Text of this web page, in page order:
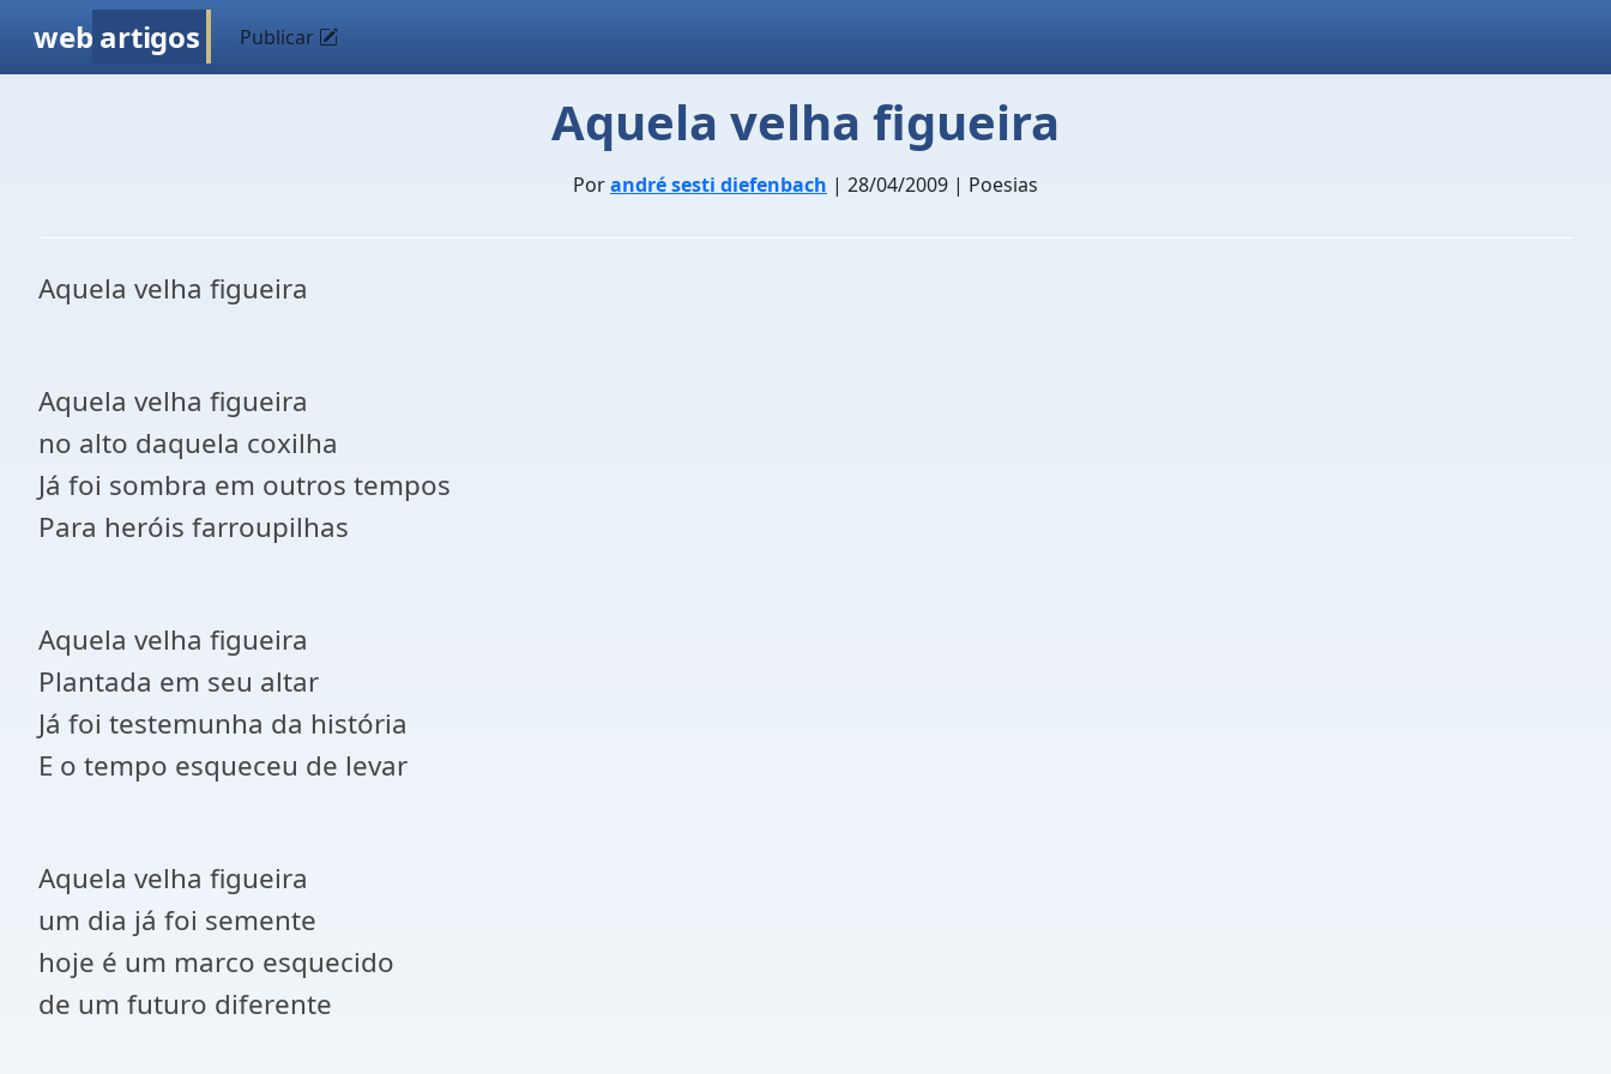
web artigos Publicar
Aquela velha figueira
Porandré sesti diefenbach | 28/04/2009 | Poesias
Aquela velha figueira
Aquela velha figueira
no alto daquela coxilha
Já foi sombra em outros tempos
Para heróis farroupilhas
Aquela velha figueira
Plantada em seu altar
Já foi testemunha da história
E o tempo esqueceu de levar
Aquela velha figueira
um dia já foi semente
hoje é um marco esquecido
de um futuro diferente